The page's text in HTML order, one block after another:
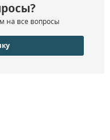
на все вопросы